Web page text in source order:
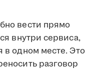
вести прямо
внутри сервиса,
в одном месте. Это
разговор